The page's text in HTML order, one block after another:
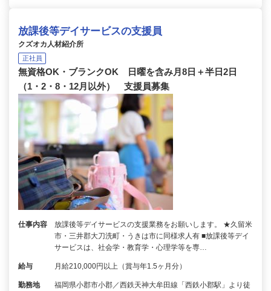
放課後等デイサービスの支援員
クズオカ人材紹介所
正社員
無資格OK・ブランクOK 日曜を含み月8日＋半日2日
（1・2・8・12月以外） 支援員募集
仕事内容
放課後等デイサービスの支援業務をお願いします。 ★久留米
市・三井郡大刀洗町・うきは市に同様求人有 ■放課後等デイ
サービスは、社会学・教育学・心理学等を専…
給与 月給210,000円以上（賞与年1.5ヶ月分）
勤務地
福岡県小郡市小郡／西鉄天神大牟田線「西鉄小郡駅」より徒